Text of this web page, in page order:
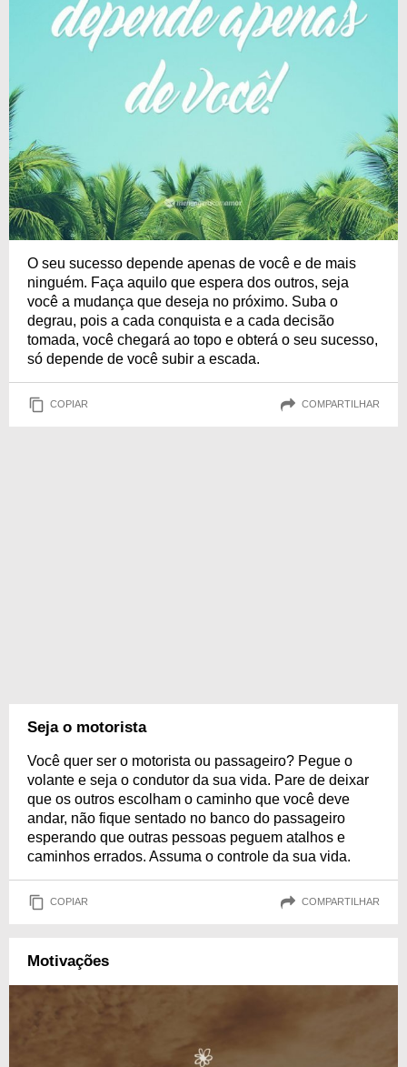
O seu sucesso depende apenas de você e de mais
ninguém. Faça aquilo que espera dos outros, seja
você a mudança que deseja no próximo. Suba o
degrau, pois a cada conquista e a cada decisão
tomada, você chegará ao topo e obterá o seu sucesso,
só depende de você subir a escada.
COPIAR COMPARTILHAR
Seja o motorista
Você quer ser o motorista ou passageiro? Pegue o
volante e seja o condutor da sua vida. Pare de deixar
que os outros escolham o caminho que você deve
andar, não fique sentado no banco do passageiro
esperando que outras pessoas peguem atalhos e
caminhos errados. Assuma o controle da sua vida.
COPIAR COMPARTILHAR
Motivações